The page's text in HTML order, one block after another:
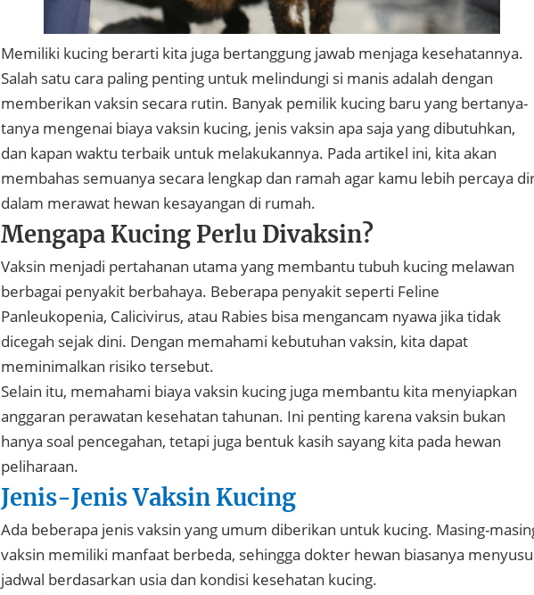
Memiliki kucing berarti kita juga bertanggung jawab menjaga kesehatannya.
Salah satu cara paling penting untuk melindungi si manis adalah dengan
memberikan vaksin secara rutin. Banyak pemilik kucing baru yang bertanya-
tanya mengenai biaya vaksin kucing, jenis vaksin apa saja yang dibutuhkan,
dan kapan waktu terbaik untuk melakukannya. Pada artikel ini, kita akan
membahas semuanya secara lengkap dan ramah agar kamu lebih percaya
dalam merawat hewan kesayangan di rumah.
Mengapa Kucing Perlu Divaksin?
Vaksin menjadi pertahanan utama yang membantu tubuh kucing melawan
berbagai penyakit berbahaya. Beberapa penyakit seperti Feline
Panleukopenia, Calicivirus, atau Rabies bisa mengancam nyawa jika tidak
dicegah sejak dini. Dengan memahami kebutuhan vaksin, kita dapat
meminimalkan risiko tersebut.
Selain itu, memahami biaya vaksin kucing juga membantu kita menyiapkan
anggaran perawatan kesehatan tahunan. Ini penting karena vaksin bukan
hanya soal pencegahan, tetapi juga bentuk kasih sayang kita pada hewan
peliharaan.
Jenis-Jenis Vaksin Kucing
Ada beberapa jenis vaksin yang umum diberikan untuk kucing. Masing-
vaksin memiliki manfaat berbeda, sehingga dokter hewan biasanya
jadwal berdasarkan usia dan kondisi kesehatan kucing.